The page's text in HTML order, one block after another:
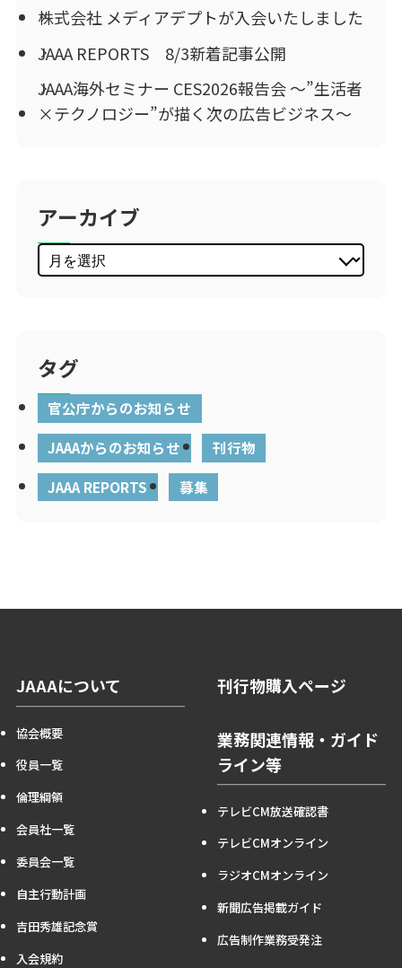
株式会社 メディアデプトが入会いたしました
JAAA REPORTS 8/3新着記事公開
JAAA海外セミナー CES2026報告会 ～”生活者
×テクノロジー”が描く次の広告ビジネス～
アーカイブ
タグ
官公庁からのお知らせ
JAAAからのお知らせ
刊行物
JAAA REPORTS
募集
JAAAについて
協会概要
役員一覧
倫理綱領
会員社一覧
委員会一覧
自主行動計画
吉田秀雄記念賞
入会規約
刊行物購入ページ
業務関連情報・ガイド
ライン等
テレビCM放送確認書
テレビCMオンライン
ラジオCMオンライン
新聞広告掲載ガイド
広告制作業務受発注